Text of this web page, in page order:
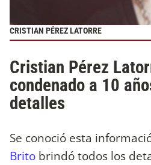
CRISTIAN PÉREZ LATORRE
Cristian Pérez
condenado a 10
detalles
Se conoció esta
Brito brindó todos los